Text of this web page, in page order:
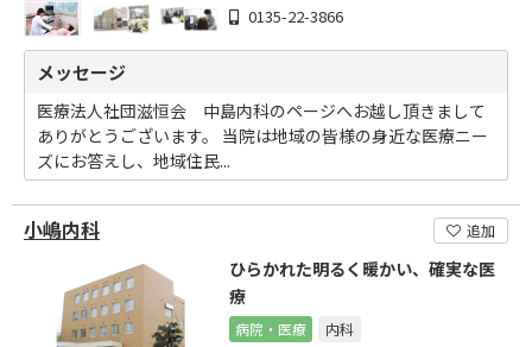
0135-22-3866
メッセージ
医療法人社団滋恒会 中島内科のページへお越し頂きまして
ありがとうございます。 当院は地域の皆様の身近な医療ニー
ズにお答えし、地域住民...
小嶋内科 追加
ひらかれた明るく暖かい、確実な医
療
病院・医療 内科